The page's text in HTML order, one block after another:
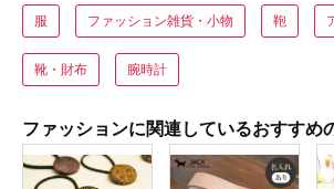
服 ファッション雑貨・小物 鞄
靴・財布 腕時計
ファッションに関連しているおすすめ